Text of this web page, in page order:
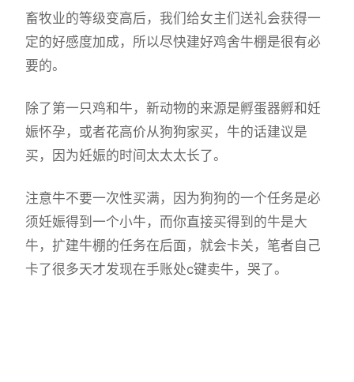
畜牧业的等级变高后，我们给女主们送礼会获得一
定的好感度加成，所以尽快建好鸡舍牛棚是很有必
要的。
除了第一只鸡和牛，新动物的来源是孵蛋器孵和妊
娠怀孕，或者花高价从狗狗家买，牛的话建议是
买，因为妊娠的时间太太太长了。
注意牛不要一次性买满，因为狗狗的一个任务是必
须妊娠得到一个小牛，而你直接买得到的牛是大
牛，扩建牛棚的任务在后面，就会卡关，笔者自己
卡了很多天才发现在手账处c键卖牛，哭了。